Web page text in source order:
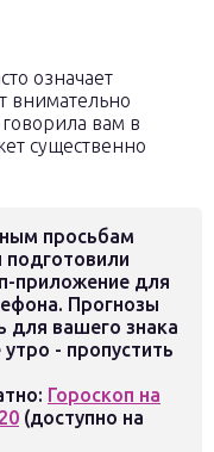
означает
внимательно
вам в
существенно
просьбам
приложение для
Прогнозы
для вашего знака
- пропустить
Гороскоп на
(доступно на